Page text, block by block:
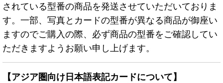
されている型番の商品を発送させていただいておりま
す。一部、写真とカードの型番が異なる商品が御座い
ますのでご購入の際、必ず商品の型番をご確認してい
ただきますようお願い申し上げます。
【アジア圏向け日本語表記カードについて】